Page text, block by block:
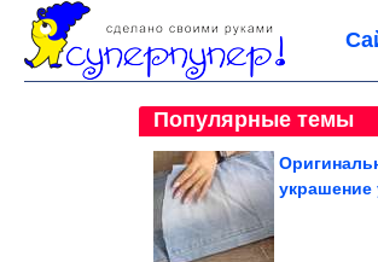
Популярные темы
украшение